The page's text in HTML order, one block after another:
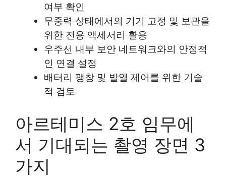
여부 확인
무중력 상태에서의 기기 고정 및 보관을
위한 전용 액세서리 활용
우주선 내부 보안 네트워크와의 안정적
인 연결 설정
배터리 팽창 및 발열 제어를 위한 기술
적 검토
아르테미스 2호 임무에
서 기대되는 촬영 장면 3
가지